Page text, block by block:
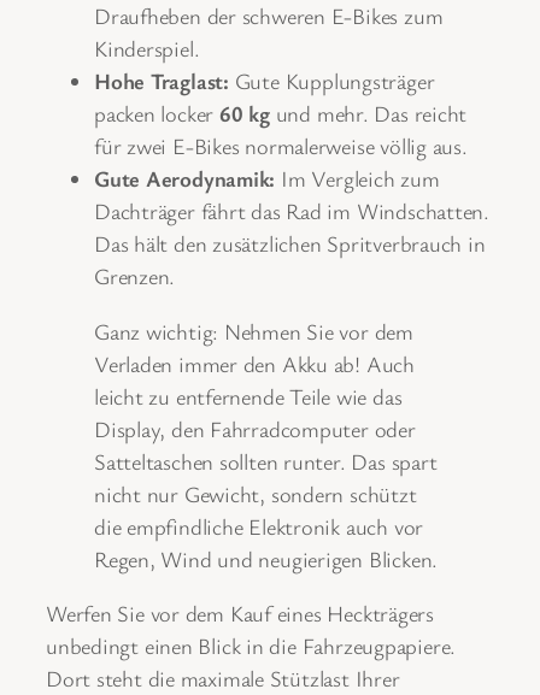
Draufheben der schweren E-Bikes zum
Kinderspiel.
Hohe Traglast: Gute Kupplungsträger
packen locker 60 kgund mehr. Das reicht
für zwei E-Bikes normalerweise völlig aus.
Gute Aerodynamik: Im Vergleich zum
Dachträger fährt das Rad im Windschatten.
Das hält den zusätzlichen Spritverbrauch in
Grenzen.
Ganz wichtig: Nehmen Sie vor dem
Verladen immer den Akku ab! Auch
leicht zu entfernende Teile wie das
Display, den Fahrradcomputer oder
Satteltaschen sollten runter. Das spart
nicht nur Gewicht, sondern schützt
die empfindliche Elektronik auch vor
Regen, Wind und neugierigen Blicken.
Werfen Sie vor dem Kauf eines Heckträgers
unbedingt einen Blick in die Fahrzeugpapiere.
Dort steht die maximale Stützlast Ihrer